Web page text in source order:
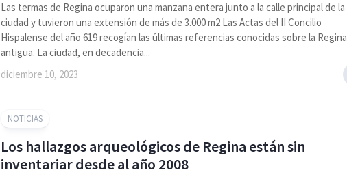
Las termas de Regina ocuparon una manzana entera junto a la calle principal de la
ciudad y tuvieron una extensión de más de 3.000 m2 Las Actas del II Concilio
Hispalense del año 619 recogían las últimas referencias conocidas sobre la Regina
antigua. La ciudad, en decadencia...
diciembre 10, 2023
NOTICIAS
Los hallazgos arqueológicos de Regina están sin
inventariar desde al año 2008